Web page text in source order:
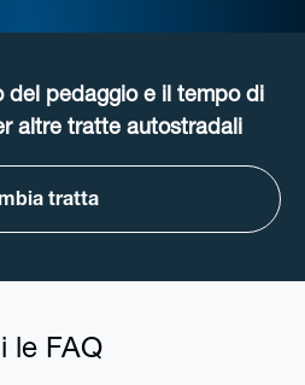
del pedaggio e il tempo di
altre tratte autostradali
tratta
le FAQ